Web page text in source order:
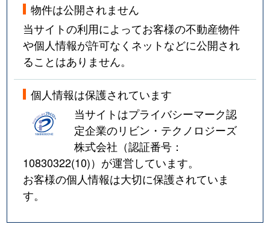
物件は公開されません
当サイトの利用によってお客様の不動産物件
や個人情報が許可なくネットなどに公開され
ることはありません。
個人情報は保護されています
当サイトはプライバシーマーク認
定企業のリビン・テクノロジーズ
株式会社（認証番号：
10830322(10)）が運営しています。
お客様の個人情報は大切に保護されていま
す。